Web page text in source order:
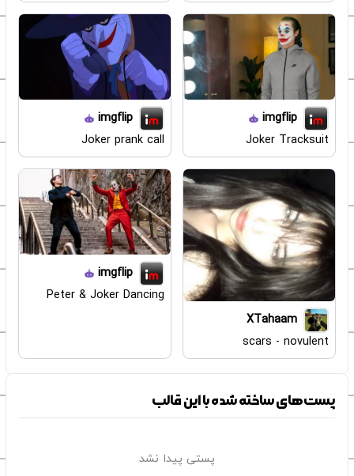
imgflip
Joker Tracksuit
imgflip
Joker prank call
XTahaam
scars - novulent
imgflip
Peter & Joker Dancing
پست‌های ساخته شده با این قالب
پستی پیدا نشد